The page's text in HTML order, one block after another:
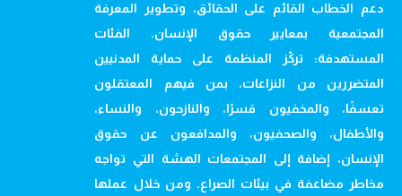
دعم الخطاب القائم على الحقائق، وتطوير المعرفة
المجتمعية بمعايير حقوق الإنسان. الفئات
المستهدفة: تركّز المنظمة على حماية المدنيين
المتضررين من النزاعات، بمن فيهم المعتقلون
تعسفًا، والمخفيون قسرًا، والنازحون، والنساء،
والأطفال، والصحفيون، والمدافعون عن حقوق
الإنسان، إضافة إلى المجتمعات الهشة التي تواجه
مخاطر مضاعفة في بيئات الصراع. ومن خلال عملها